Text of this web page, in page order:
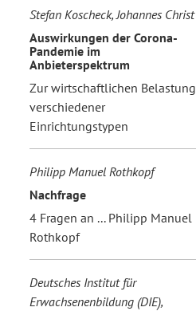
Stefan Koscheck, Johannes Christ
Auswirkungen der Corona-
Pandemie im
Anbieterspektrum
Zur wirtschaftlichen Belastung
verschiedener
Einrichtungstypen
Philipp Manuel Rothkopf
Nachfrage
4 Fragen an ... Philipp Manuel
Rothkopf
Deutsches Institut für
Erwachsenenbildung (DIE),